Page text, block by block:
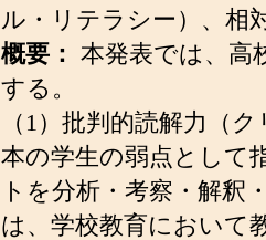
ル・リテラシー）、相
概要： 本発表では、高
する。
（1）批判的読解力（
本の学生の弱点として
トを分析・考察・解釈
は、学校教育において